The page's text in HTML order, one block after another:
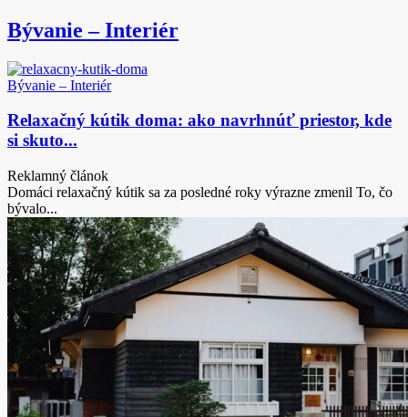
Bývanie – Interiér
Bývanie – Interiér
Relaxačný kútik doma: ako navrhnúť priestor, kde
si skuto...
Reklamný článok
Domáci relaxačný kútik sa za posledné roky výrazne zmenil To, čo
bývalo...